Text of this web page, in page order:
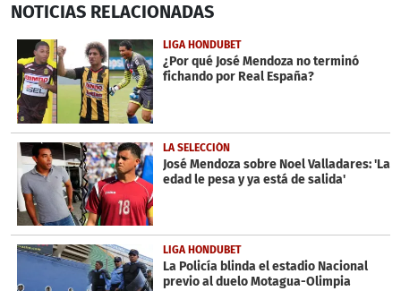
seconds
6
minutes,
5
seconds
NOTICIAS RELACIONADAS
LIGA HONDUBET
¿Por qué José Mendoza no terminó
fichando por Real España?
LA SELECCIÓN
José Mendoza sobre Noel Valladares: 'La
edad le pesa y ya está de salida'
LIGA HONDUBET
La Policía blinda el estadio Nacional
previo al duelo Motagua-Olimpia